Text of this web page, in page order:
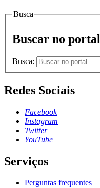
Busca
Buscar no portal
Busca:
Redes Sociais
Facebook
Instagram
Twitter
YouTube
Serviços
Perguntas frequentes